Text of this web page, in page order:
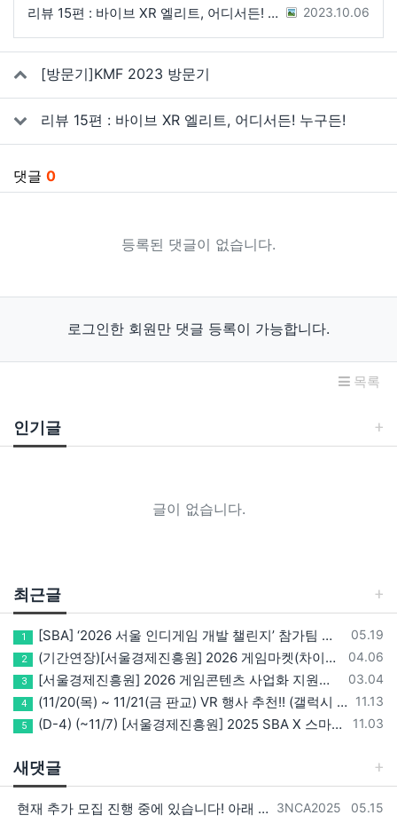
등록일
2023.10.06
리뷰 15편 : 바이브 XR 엘리트, 어디서든! 누구든!
관련자료
[방문기]KMF 2023 방문기
리뷰 15편 : 바이브 XR 엘리트, 어디서든! 누구든!
댓글 0
등록된 댓글이 없습니다.
로그인한 회원만 댓글 등록이 가능합니다.
목록
인기글
글이 없습니다.
최근글
등록일
05.19
1 [SBA] ‘2026 서울 인디게임 개발 챌린지’ 참가팀 모집
등록일
04.06
2 (기간연장)[서울경제진흥원] 2026 게임마켓(차이나조이, BIC, 지스타) 서울관 참가기업 모집!(~5/8 15:00)
등록일
03.04
3 [서울경제진흥원] 2026 게임콘텐츠 사업화 지원사업 참가기업 모집(~3/26까지)
등록일
11.13
4 (11/20(목) ~ 11/21(금 판교) VR 행사 추천!! (갤럭시 XR/ 애플 비전프로 등 기기 체험, 메타퀘스트 경품)
등록일
11.03
5 (D-4) (~11/7) [서울경제진흥원] 2025 SBA X 스마일게이트, ‘게임랩 with STOVE INDIE’ 참가기업 모집
새댓글
등록자
3NCA2025 등록일
05.15
현재 추가 모집 진행 중에 있습니다! 아래 링크로 확인 부탁드리겠습니다~! https://next-verse.com/community/1…